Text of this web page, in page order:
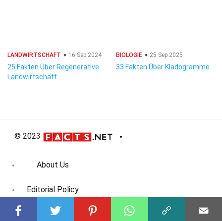
LANDWIRTSCHAFT 16 Sep 2024
25 Fakten Über Regenerative
Landwirtschaft
BIOLOGIE 25 Sep 2025
33 Fakten Über Kladogramme
© 2023
About Us
Editorial Policy
Meet the Team